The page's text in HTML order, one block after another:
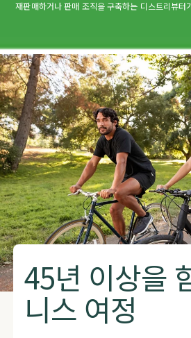
재판매하거나 판매 조직을 구축하는 디스트리뷰터
45년 이상을
니스 여정